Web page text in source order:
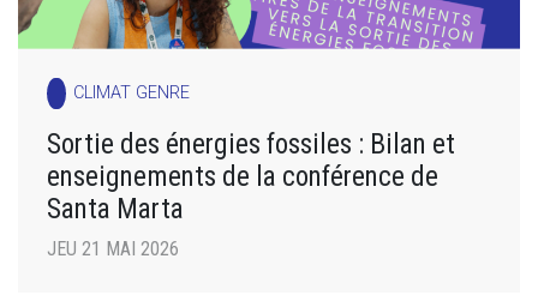
CLIMAT GENRE
Sortie des énergies fossiles : Bilan et
enseignements de la conférence de
Santa Marta
JEU 21 MAI 2026